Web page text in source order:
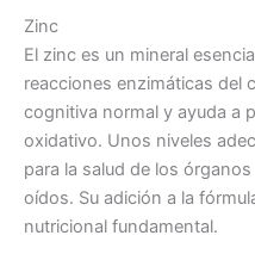
Zinc
El zinc es un mineral
reacciones enzimáticas del
cognitiva normal y ayuda a
oxidativo. Unos niveles
para la salud de los
oídos. Su adición a la
nutricional fundamental.